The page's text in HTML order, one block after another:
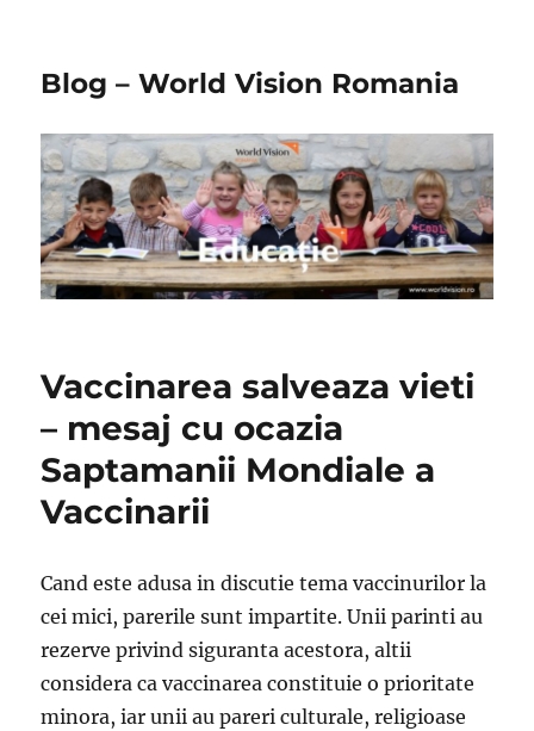
Blog – World Vision Romania
Vaccinarea salveaza vieti
– mesaj cu ocazia
Saptamanii Mondiale a
Vaccinarii
Cand este adusa in discutie tema vaccinurilor la
cei mici, parerile sunt impartite. Unii parinti au
rezerve privind siguranta acestora, altii
considera ca vaccinarea constituie o prioritate
minora, iar unii au pareri culturale, religioase